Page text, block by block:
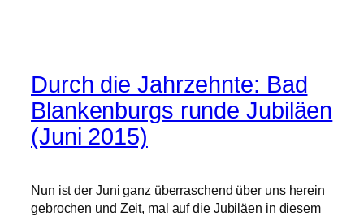
Durch die Jahrzehnte: Bad
Blankenburgs runde Jubiläen
(Juni 2015)
Nun ist der Juni ganz überraschend über uns herein
gebrochen und Zeit, mal auf die Jubiläen in diesem